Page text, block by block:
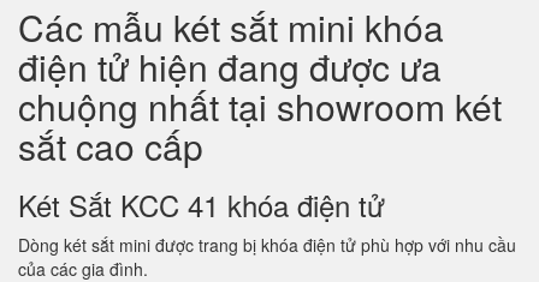
Các mẫu két sắt mini khóa
điện tử hiện đang được ưa
chuộng nhất tại showroom két
sắt cao cấp
Két Sắt KCC 41 khóa điện tử
Dòng két sắt mini được trang bị khóa điện tử phù hợp với nhu cầu
của các gia đình.